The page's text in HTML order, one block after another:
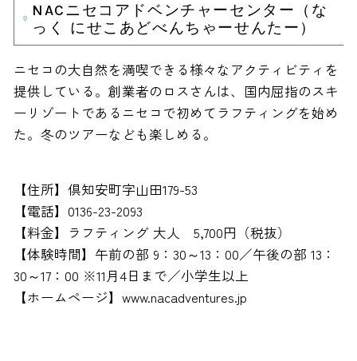
NACニセコアドベンチャーセンター（な
っく にせこあどべんちゃーせんたー）
ニセコの大自然を満喫できる様々なアクティビティを
提供している。創業者のロスさんは、国内屈指のスキ
ーリゾートであるニセコで初めてラフティングを始め
た。冬のツアーなども楽しめる。
【住所】倶知安町字山田179-53
【電話】0136-23-2093
【料金】ラフティング 大人 5,700円（税抜）
【体験時間】午前の部 9：30～13：00／午後の部 13：
30～17：00 ※11月4日まで／小学生以上
【ホームページ】www.nacadventures.jp